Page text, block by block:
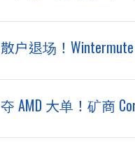
散户退场！
夺 AMD 大单！矿商